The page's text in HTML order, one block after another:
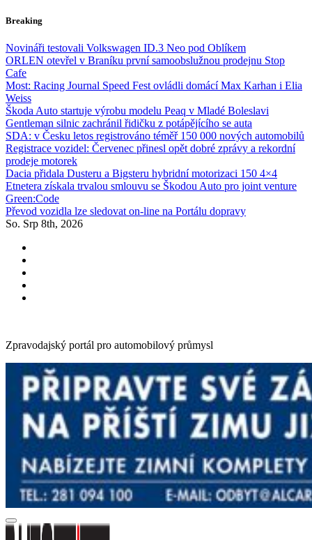
Skip
content
Breaking
Novináři testovali Volkswagen ID.3 Neo pod Oblíkem
ORLEN otevřel v Braníku první samoobslužnou prodejnu Stop
Cafe
Most: Racing Journal Speed Fest ovládli domácí Max Karhan i Elia
Weiss
Škoda Auto startuje výrobu modelu Peaq v Mladé Boleslavi
Gentleman silnic zachránil řidičku z potápějícího se auta
SDA: v Česku letos registrováno téměř 150 000 nových automobilů
Registrace vozidel: Červenec přinesl opět dobré zprávy a rekordní
prodeje motorek
Dacia přidala Dusteru a Bigsteru hybridní motorizaci 150 4×4
Etnetera získala trvalou smlouvu se Škodou Auto pro joint venture
Green:Code
Převod vozidla lze sledovat on-line na Portálu dopravy
So. Srp 8th, 2026
Zpravodajský portál pro automobilový průmysl